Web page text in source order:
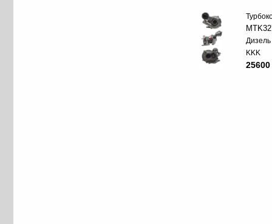
Дизель
KKK